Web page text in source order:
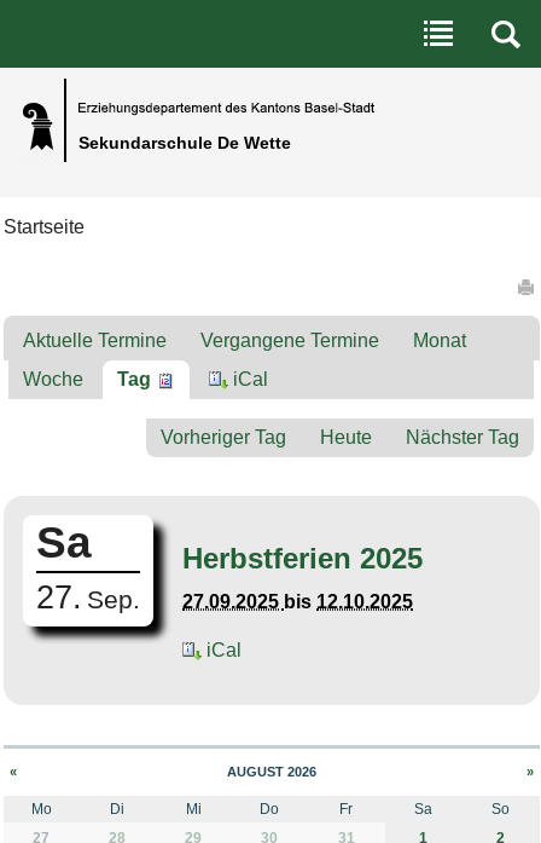
Sekundarschule De Wette
Benutzerspezifische Werkzeuge
Direkt zum Inhalt|Direkt zur Navigation
Startseite
Aktuelle Termine Vergangene Termine
Monat
Woche
Tag iCal
Vorheriger Tag Heute Nächster Tag
Sa
27. Sep.
Herbstferien 2025
27.09.2025 bis 12.10.2025
iCal
« AUGUST 2026 »
month-8
Mo Di Mi Do Fr Sa
So
27
28 29 30 31 1
2